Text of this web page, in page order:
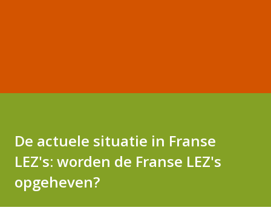
De actuele situatie in Franse
LEZ's: worden de Franse LEZ's
opgeheven?